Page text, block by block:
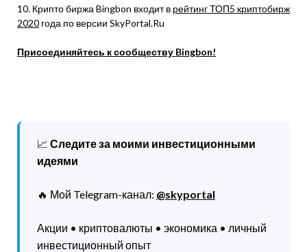
10. Крипто биржа Bingbon входит в рейтинг ТОП5 криптобирж
2020 года по версии SkyPortal.Ru
Присоединяйтесь к сообществу Bingbon!
📈 Следите за моими инвестиционными
идеями
🔥 Мой Telegram-канал: @skyportal
Акции • криптовалюты • экономика • личный
инвестиционный опыт